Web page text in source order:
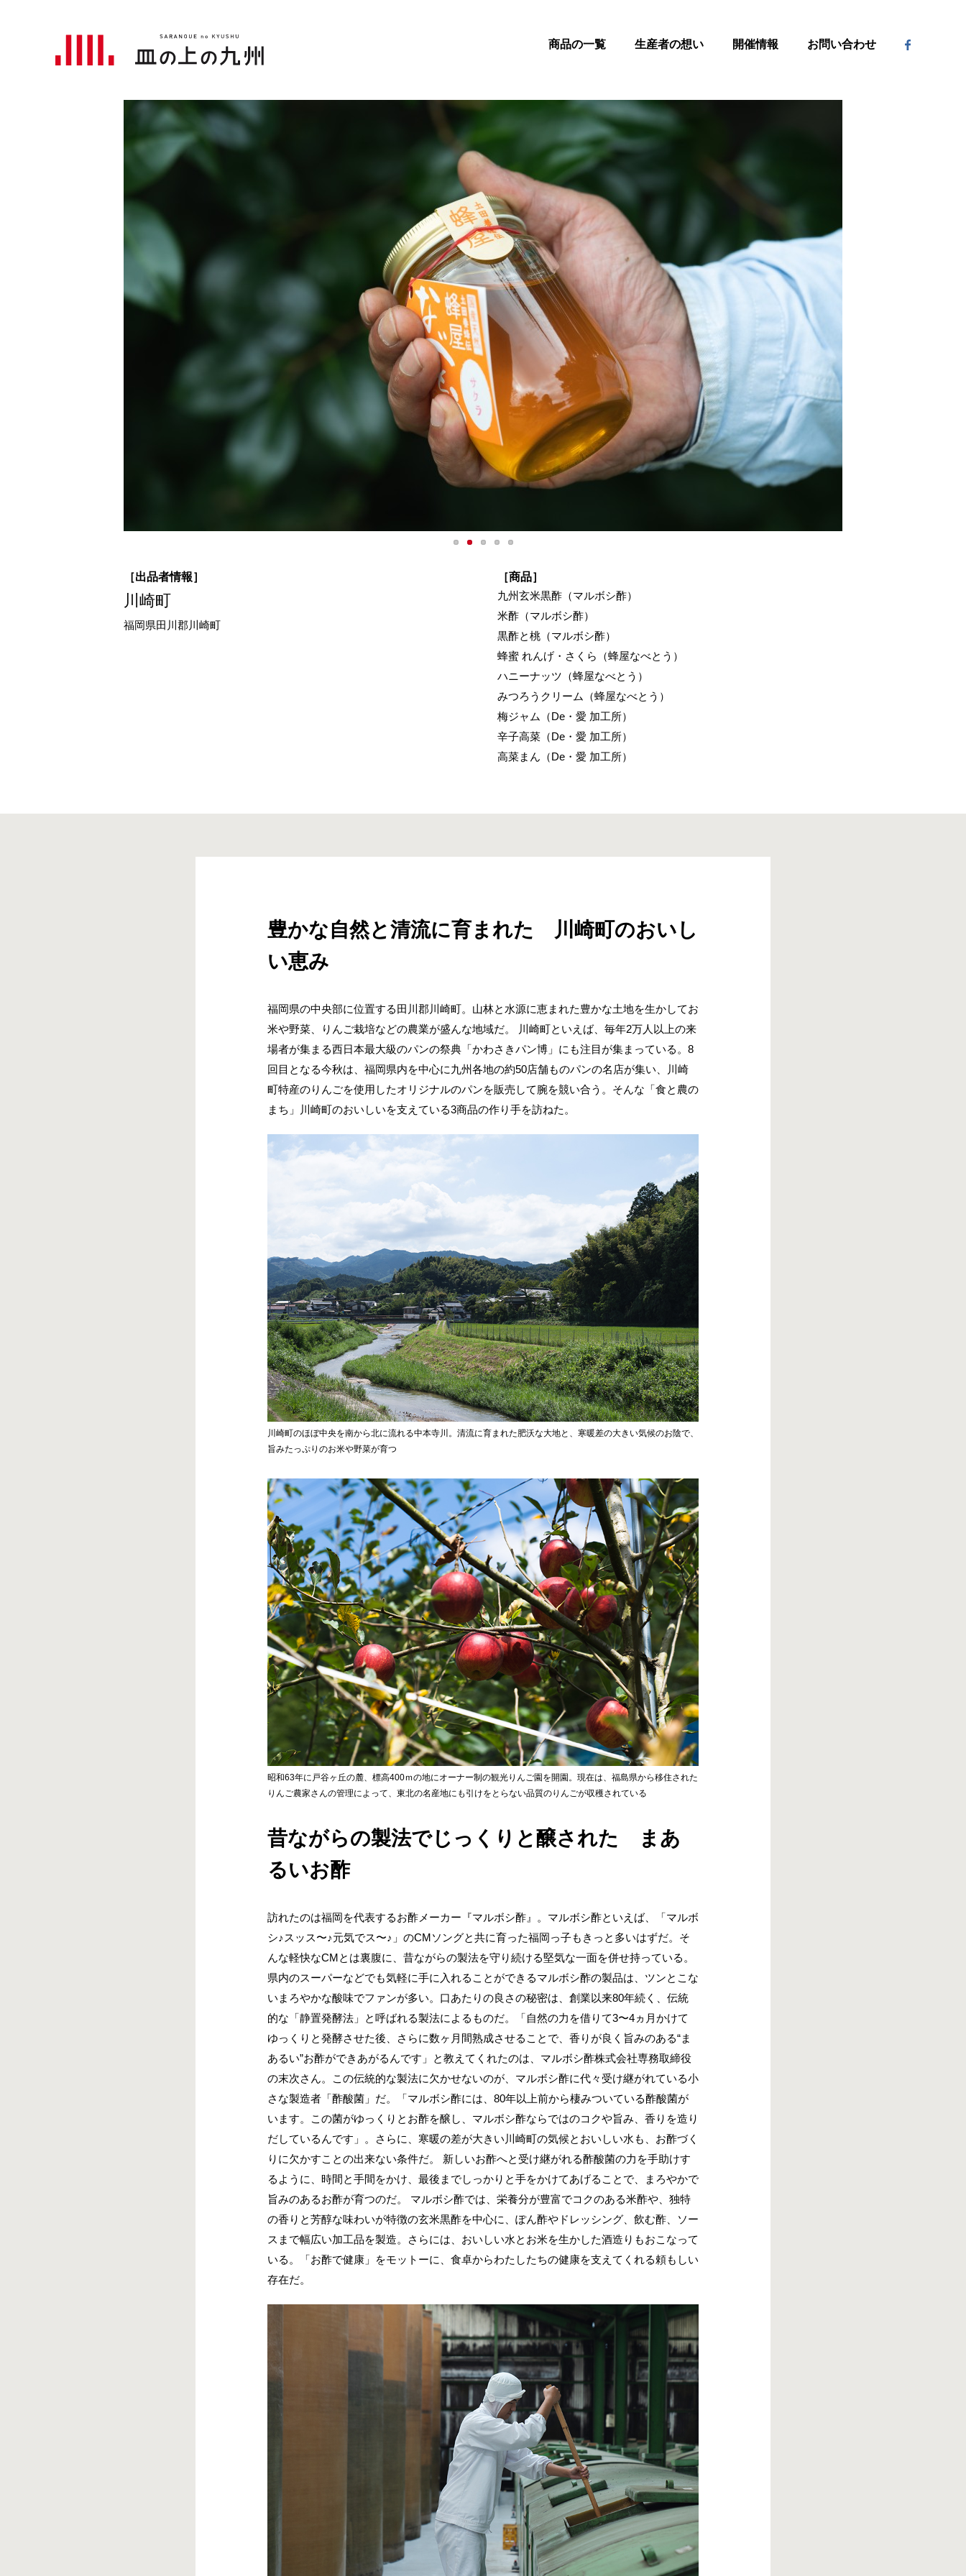
商品の一覧 生産者の想い 開催情報 お問い合わせ
［出品者情報］
川崎町
福岡県田川郡川崎町
［商品］
九州玄米黒酢（マルボシ酢）
米酢（マルボシ酢）
黒酢と桃（マルボシ酢）
蜂蜜 れんげ・さくら（蜂屋なべとう）
ハニーナッツ（蜂屋なべとう）
みつろうクリーム（蜂屋なべとう）
梅ジャム（De・愛 加工所）
辛子高菜（De・愛 加工所）
高菜まん（De・愛 加工所）
豊かな自然と清流に育まれた 川崎町のおいし
い恵み
福岡県の中央部に位置する田川郡川崎町。山林と水源に恵まれた豊かな土地を生かしてお
米や野菜、りんご栽培などの農業が盛んな地域だ。 川崎町といえば、毎年2万人以上の来
場者が集まる西日本最大級のパンの祭典「かわさきパン博」にも注目が集まっている。8
回目となる今秋は、福岡県内を中心に九州各地の約50店舗ものパンの名店が集い、川崎
町特産のりんごを使用したオリジナルのパンを販売して腕を競い合う。そんな「食と農の
まち」川崎町のおいしいを支えている3商品の作り手を訪ねた。
川崎町のほぼ中央を南から北に流れる中本寺川。清流に育まれた肥沃な大地と、寒暖差の大きい気候のお陰で、
旨みたっぷりのお米や野菜が育つ
昭和63年に戸谷ヶ丘の麓、標高400ｍの地にオーナー制の観光りんご園を開園。現在は、福島県から移住された
りんご農家さんの管理によって、東北の名産地にも引けをとらない品質のりんごが収穫されている
昔ながらの製法でじっくりと醸された まあ
るいお酢
訪れたのは福岡を代表するお酢メーカー『マルボシ酢』。マルボシ酢といえば、「マルボ
シ♪スッス〜♪元気でス〜♪」のCMソングと共に育った福岡っ子もきっと多いはずだ。そ
んな軽快なCMとは裏腹に、昔ながらの製法を守り続ける堅気な一面を併せ持っている。
県内のスーパーなどでも気軽に手に入れることができるマルボシ酢の製品は、ツンとこな
いまろやかな酸味でファンが多い。口あたりの良さの秘密は、創業以来80年続く、伝統
的な「静置発酵法」と呼ばれる製法によるものだ。「自然の力を借りて3〜4ヵ月かけて
ゆっくりと発酵させた後、さらに数ヶ月間熟成させることで、香りが良く旨みのある“ま
あるい”お酢ができあがるんです」と教えてくれたのは、マルボシ酢株式会社専務取締役
の末次さん。この伝統的な製法に欠かせないのが、マルボシ酢に代々受け継がれている小
さな製造者「酢酸菌」だ。「マルボシ酢には、80年以上前から棲みついている酢酸菌が
います。この菌がゆっくりとお酢を醸し、マルボシ酢ならではのコクや旨み、香りを造り
だしているんです」。さらに、寒暖の差が大きい川崎町の気候とおいしい水も、お酢づく
りに欠かすことの出来ない条件だ。 新しいお酢へと受け継がれる酢酸菌の力を手助けす
るように、時間と手間をかけ、最後までしっかりと手をかけてあげることで、まろやかで
旨みのあるお酢が育つのだ。 マルボシ酢では、栄養分が豊富でコクのある米酢や、独特
の香りと芳醇な味わいが特徴の玄米黒酢を中心に、ぽん酢やドレッシング、飲む酢、ソー
スまで幅広い加工品を製造。さらには、おいしい水とお米を生かした酒造りもおこなって
いる。「お酢で健康」をモットーに、食卓からわたしたちの健康を支えてくれる頼もしい
存在だ。